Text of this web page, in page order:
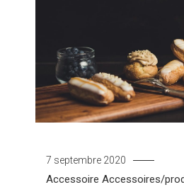
7 septembre 2020
Accessoire Accessoires/